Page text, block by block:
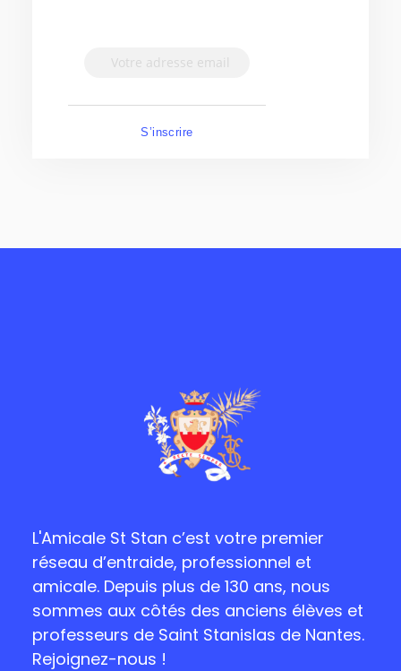
S’inscrire
L'Amicale St Stan c’est votre premier
réseau d’entraide, professionnel et
amicale. Depuis plus de 130 ans, nous
sommes aux côtés des anciens élèves et
professeurs de Saint Stanislas de Nantes.
Rejoignez-nous !